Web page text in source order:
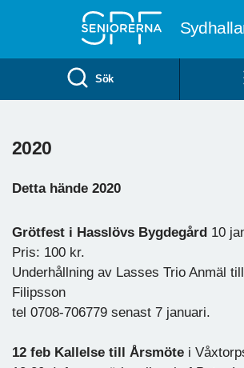
Sök
2020
Detta hände 2020
Grötfest i Hasslövs Bygdegård 10
Pris: 100 kr.
Underhållning av Lasses Trio Anmäl
Filipsson
tel 0708-706779 senast 7 januari.
12 feb Kallelse till Årsmöte i